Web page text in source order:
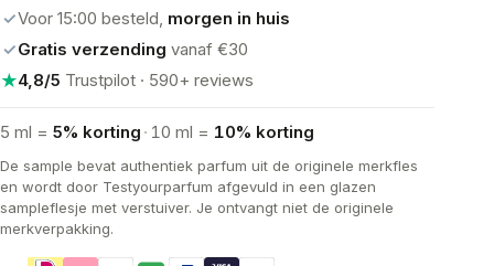
✓Voor 15:00 besteld, morgen in huis
✓Gratis verzending vanaf €30
★4,8/5 Trustpilot · 590+ reviews
5 ml = 5% korting · 10 ml = 10% korting
De sample bevat authentiek parfum uit de originele merkfles
en wordt door Testyourparfum afgevuld in een glazen
sampleflesje met verstuiver. Je ontvangt niet de originele
merkverpakking.